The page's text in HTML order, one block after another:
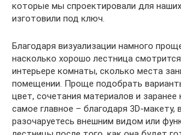
которые мы спроектировали для
изготовили под ключ.
Благодаря визуализации намного
насколько хорошо лестница
интерьере комнаты, сколько места
помещении. Проще подобрать
цвет, сочетания материалов и
самое главное – благодаря 3D-макету,
разочаруетесь внешним видом или